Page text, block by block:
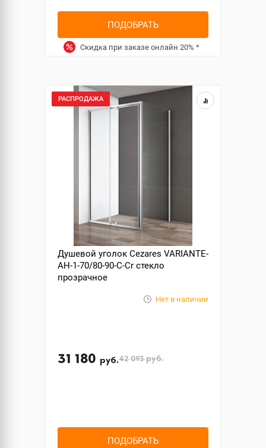
ПОДОБРАТЬ
Скидка при заказе онлайн 20% *
РАСПРОДАЖА
Душевой уголок Cezares VARIANTE-
AH-1-70/80-90-C-Cr стекло
прозрачное
Нет в наличии
31 180 руб.42 093руб.
ПОДОБРАТЬ